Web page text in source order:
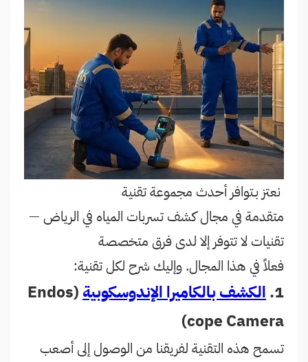
نعتز بـتوافر أحدث مجموعة تقنية
متقدمة في مجال كشف تسربات المياه في الرياض —
تقنيات لا تتوفر إلا لدى فرق متخصصة
فعلاً في هذا المجال. وإليك شرح لكل تقنية:
1. الكشف بالكاميرا الإندوسكوبية (Endos
cope Camera)
تسمح هذه التقنية لفريقنا من الوصول إلى أصعب